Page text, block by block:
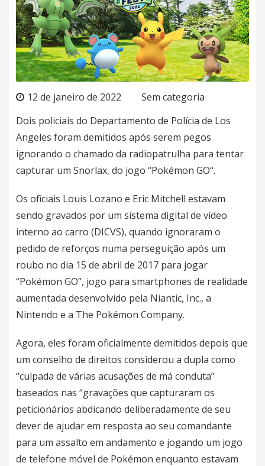
12 de janeiro de 2022
Sem categoria
Dois policiais do Departamento de Polícia de Los
Angeles foram demitidos após serem pegos
ignorando o chamado da radiopatrulha para tentar
capturar um Snorlax, do jogo “Pokémon GO“.
Os oficiais Louis Lozano e Eric Mitchell estavam
sendo gravados por um sistema digital de vídeo
interno ao carro (DICVS), quando ignoraram o
pedido de reforços numa perseguição após um
roubo no dia 15 de abril de 2017 para jogar
“Pokémon GO”, jogo para smartphones de realidade
aumentada desenvolvido pela Niantic, Inc., a
Nintendo e a The Pokémon Company.
Agora, eles foram oficialmente demitidos depois que
um conselho de direitos considerou a dupla como
“culpada de várias acusações de má conduta”
baseados nas “gravações que capturaram os
peticionários abdicando deliberadamente de seu
dever de ajudar em resposta ao seu comandante
para um assalto em andamento e jogando um jogo
de telefone móvel de Pokémon enquanto estavam